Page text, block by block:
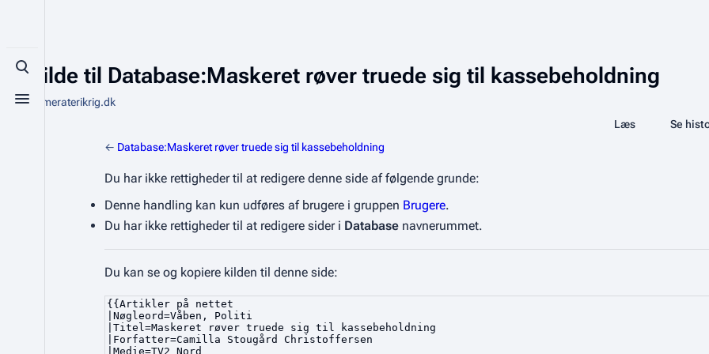
Toggle search
Toggle menu
Se kilde til Database:Maskeret røver truede sig til kassebeholdning
Fra Kammeraterikrig.dk
Visninger
Læs
Vis kilde Se
← Database:Maskeret røver truede sig til kassebeholdning
Du har ikke rettigheder til at redigere denne side af følgende grunde:
Denne handling kan kun udføres af brugere i gruppen Brugere.
Du har ikke rettigheder til at redigere sider i Database navnerummet.
Du kan se og kopiere kilden til denne side: